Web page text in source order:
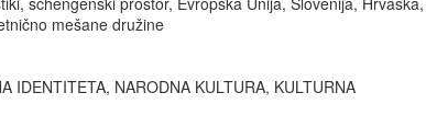
mešane družine
IDENTITETA, NARODNA KULTURA, KULTURNA